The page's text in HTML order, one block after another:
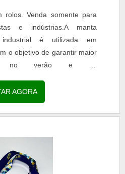
rolos. Venda somente para
e indústrias.A manta
industrial é utilizada em
o objetivo de garantir maior
no verão e no
a manta garante que o
termicamente.O uso de
manta térmica para telhado
algumas possíveis
- Isolamento térmico de
AGORA